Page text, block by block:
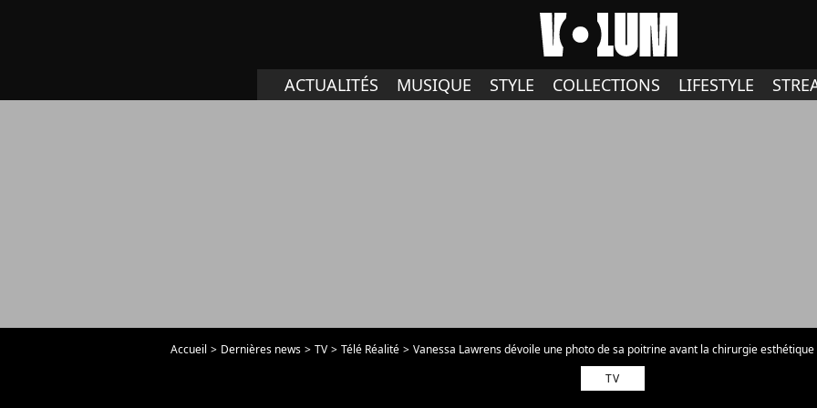
ACTUALITÉS MUSIQUE STYLE COLLECTIONS LIFESTYLE
Accueil Dernières news TV Télé Réalité
Vanessa Lawrens dévoile une photo de sa poitrine avant la chirurgie esthétique
TV